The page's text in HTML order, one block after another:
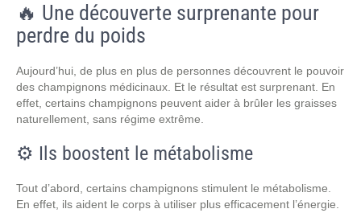
🔥 Une découverte surprenante pour
perdre du poids
Aujourd’hui, de plus en plus de personnes découvrent le pouvoir
des champignons médicinaux. Et le résultat est surprenant. En
effet, certains champignons peuvent aider à brûler les graisses
naturellement, sans régime extrême.
⚙️ Ils boostent le métabolisme
Tout d’abord, certains champignons stimulent le métabolisme.
En effet, ils aident le corps à utiliser plus efficacement l’énergie.